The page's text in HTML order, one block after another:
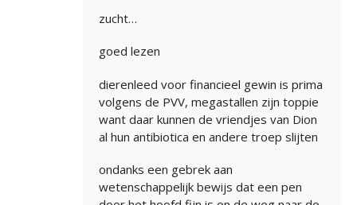
zucht…
goed lezen
dierenleed voor financieel gewin is prima
volgens de PVV, megastallen zijn toppie
want daar kunnen de vriendjes van Dion
al hun antibiotica en andere troep slijten
ondanks een gebrek aan
wetenschappelijk bewijs dat een pen